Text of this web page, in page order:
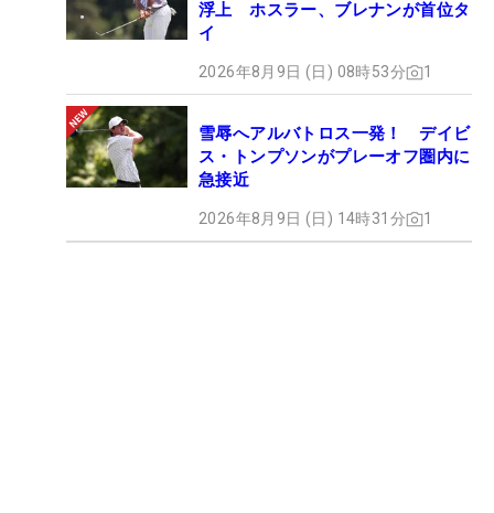
浮上 ホスラー、ブレナンが首位タ
イ
2026年8月9日 (日) 08時53分 1
雪辱へアルバトロス一発！ デイビ
ス・トンプソンがプレーオフ圏内に
急接近
2026年8月9日 (日) 14時31分 1